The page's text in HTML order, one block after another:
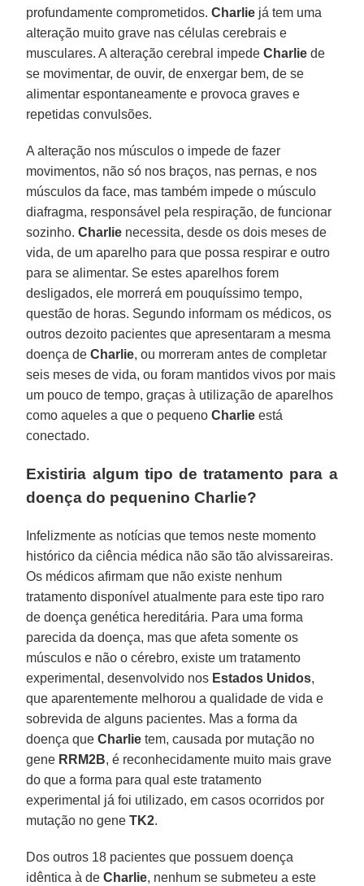
profundamente comprometidos.Charlie já tem uma
alteração muito grave nas células cerebrais e
musculares. A alteração cerebral impedeCharlie de
se movimentar, de ouvir, de enxergar bem, de se
alimentar espontaneamente e provoca graves e
repetidas convulsões.
A alteração nos músculos o impede de fazer
movimentos, não só nos braços, nas pernas, e nos
músculos da face, mas também impede o músculo
diafragma, responsável pela respiração, de funcionar
sozinho.Charlie necessita, desde os dois meses de
vida, de um aparelho para que possa respirar e outro
para se alimentar. Se estes aparelhos forem
desligados, ele morrerá em pouquíssimo tempo,
questão de horas. Segundo informam os médicos, os
outros dezoito pacientes que apresentaram a mesma
doença deCharlie, ou morreram antes de completar
seis meses de vida, ou foram mantidos vivos por mais
um pouco de tempo, graças à utilização de aparelhos
como aqueles a que o pequenoCharlie está
conectado.
Existiria algum tipo de tratamento para a
doença do pequenino Charlie?
Infelizmente as notícias que temos neste momento
histórico da ciência médica não são tão alvissareiras.
Os médicos afirmam que não existe nenhum
tratamento disponível atualmente para este tipo raro
de doença genética hereditária. Para uma forma
parecida da doença, mas que afeta somente os
músculos e não o cérebro, existe um tratamento
experimental, desenvolvido nos Estados Unidos,
que aparentemente melhorou a qualidade de vida e
sobrevida de alguns pacientes. Mas a forma da
doença queCharlie tem, causada por mutação no
gene RRM2B, é reconhecidamente muito mais grave
do que a forma para qual este tratamento
experimental já foi utilizado, em casos ocorridos por
mutação no geneTK2.
Dos outros 18 pacientes que possuem doença
idêntica à deCharlie, nenhum se submeteu a este